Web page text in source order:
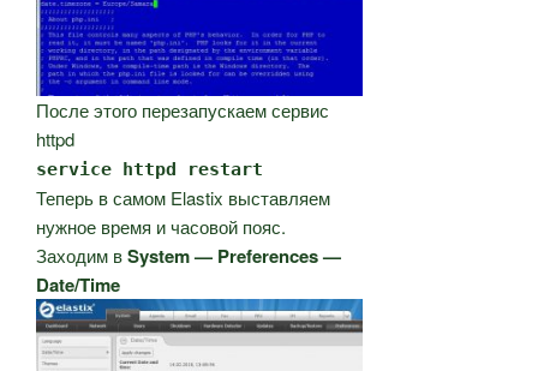
После этого перезапускаем сервис
httpd
service httpd restart
Теперь в самом Elastix выставляем
нужное время и часовой пояс.
Заходим вSystem — Preferences —
Date/Time